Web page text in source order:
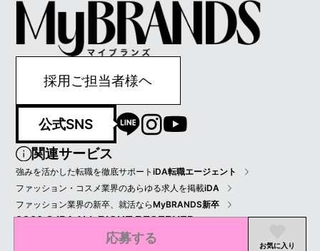
応募する お気に入り
採用ご担当者様ヘ
公式SNS
関連サービス
強みを活かした転職を徹底サポートiDA転職エージェント
ファッション・コスメ業界のあらゆる求人を掲載iDA
ファッション業界の新卒、就活ならMyBRANDS新卒
2022 © IDA ALL RIGHT RESERVED.
プライバシーポリシー会員規約